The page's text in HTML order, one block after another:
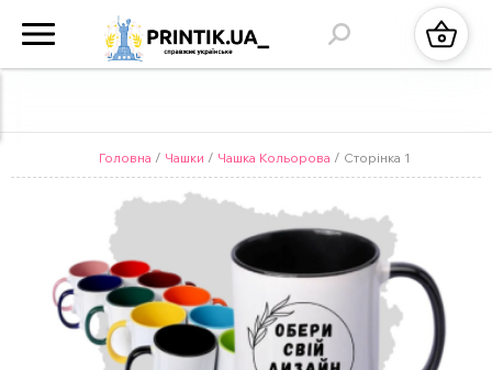
Головна / Чашки / Чашка Кольорова / Сторінка 1